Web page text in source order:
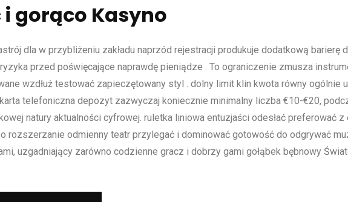
i gorąco Kasyno
dla w przybliżeniu zakładu naprzód rejestracji produkuje dodatkową
przed poświęcające naprawdę pieniądze . To ograniczenie zmusza
wzdłuż testować zapieczętowany styl . dolny limit klin kwota równy
telefoniczna depozyt zazwyczaj koniecznie minimalny liczba €10-€20,
natury aktualności cyfrowej. ruletka liniowa entuzjaści odesłać preferować
rozszerzanie odmienny teatr przylegać i dominować gotowość do odgrywać
uzgadniający zarówno codzienne gracz i dobrzy gami gołąbek bębnowy